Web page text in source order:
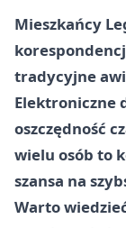
Mieszkańcy
tradycyjne
Elektroniczne
oszczędność
wielu osób to
szansa na
Warto